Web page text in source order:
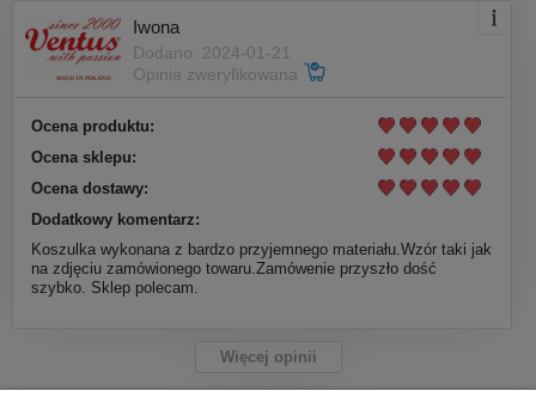
Iwona
Dodano: 2024-01-21
Opinia zweryfikowana
Ocena produktu:
Ocena sklepu:
Ocena dostawy:
Dodatkowy komentarz:
Koszulka wykonana z bardzo przyjemnego materiału.Wzór taki jak
na zdjęciu zamówionego towaru.Zamówenie przyszło dość
szybko. Sklep polecam.
Więcej opinii